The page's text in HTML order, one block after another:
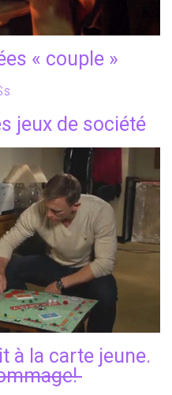
« couple »
jeux de société
à la carte jeune.